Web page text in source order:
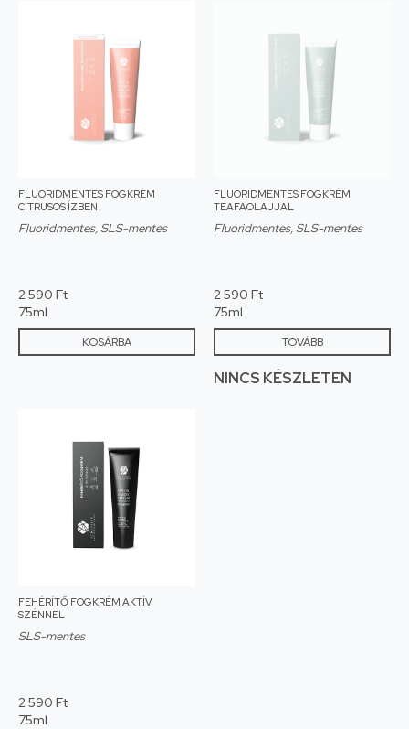
FLUORIDMENTES FOGKRÉM
CITRUSOS ÍZBEN
Fluoridmentes, SLS-mentes
KOSÁRBA
2 590 Ft
75ml
FLUORIDMENTES FOGKRÉM
TEAFAOLAJJAL
Fluoridmentes, SLS-mentes
TOVÁBB
2 590 Ft
75ml
FEHÉRÍTŐ FOGKRÉM AKTÍV
SZÉNNEL
SLS-mentes
2 590 Ft
75ml